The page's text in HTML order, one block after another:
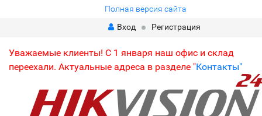
Полная версия сайта
Вход
Регистрация
Уважаемые клиенты! С 1 января наш офис и склад
переехали. Актуальные адреса в разделе "Контакты"